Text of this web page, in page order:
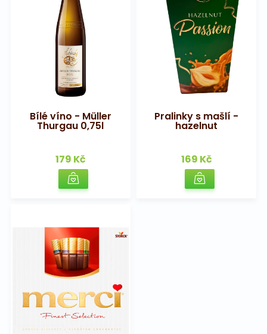
Bílé víno - Müller
Thurgau 0,75l
179 Kč
Pralinky s mašlí -
hazelnut
169 Kč